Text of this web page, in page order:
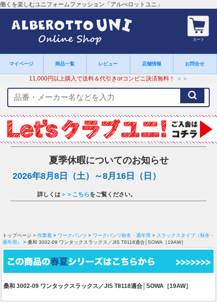
働くを楽しむユニフォームファッション「アルべロットユニ」
カート
マイページ 商品一覧 レビュー 店舗情報 お問合せ
11,000円以上購入で送料＆代引きorコンビニ決済無料！ ＞＞
ー
ワ
ー
ド
夏季休暇についてのお知らせ
2026年8月8日（土）～8月16日（日）
詳しくは ＞＞こちらをご覧ください。
トップページ > 作業着 > ワークパンツ > ワークパンツ秋冬・通年用 > スラックスタイプ（秋冬・
通年用）
> 桑和 3002-09 ワンタックスラックス／JIS T8118適合│SOWA［19AW］
桑和 3002-09 ワンタックスラックス／JIS T8118適合│SOWA［19AW］